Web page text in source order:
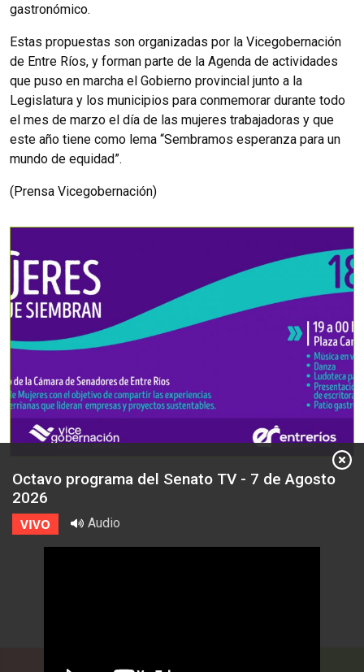
gastronómico.
Estas propuestas son organizadas por la Vicegobernación
de Entre Ríos, y forman parte de la Agenda de actividades
que puso en marcha el Gobierno provincial junto a la
Legislatura y los municipios para conmemorar durante todo
el mes de marzo el día de las mujeres trabajadoras y que
este año tiene como lema “Sembramos esperanza para un
mundo de equidad”.
(Prensa Vicegobernación)
Octavo programa del Senato TV - 7 de Agosto
2026
VIVO Audio